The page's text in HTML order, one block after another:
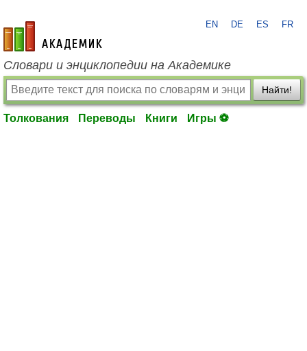
academic.ru
EN DE ES FR
Словари и энциклопедии на Академике
Найти!
Толкования Переводы Книги Игры ⚽